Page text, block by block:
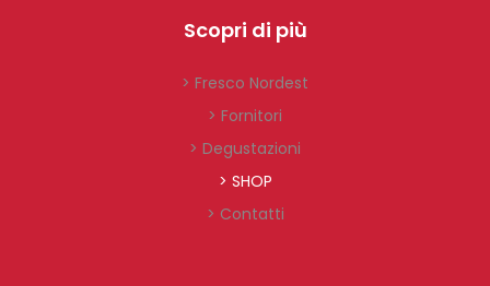
Scopri di più
> Fresco Nordest
> Fornitori
> Degustazioni
> SHOP
> Contatti